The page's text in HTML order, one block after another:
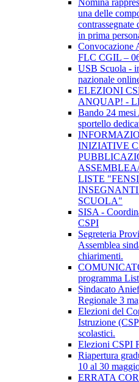
Nomina
una delle
in prima
Convocazione
FLC CGIL –
USB Scuola -
nazionale
ELEZIONI
ANQUAP! -
Bando 24
sportello
INIZIATIVE
LISTE
SCUOLA"
SISA -
CSPI
Segreteria
Assemblea
chiarimenti.
programma
Sindacato
Regionale 3
Elezioni del
Istruzione
scolastici.
Elezioni CSPI
Riapertura
10 al 30
ERRATA